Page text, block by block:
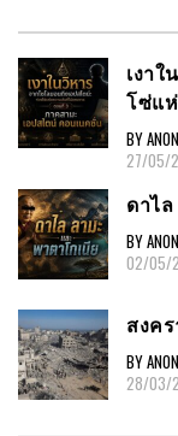
เงา
โซ่แ
BY
27/05/
ดาไ
BY
02/05/
สงค
BY
28/03/